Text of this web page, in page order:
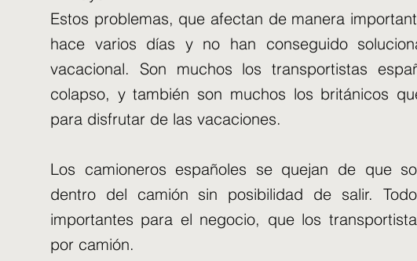
Estos problemas, que afectan de manera
hace varios días y no han conseguido
vacacional. Son muchos los transportistas
colapso, y también son muchos los británicos
para disfrutar de las vacaciones.
Los camioneros españoles se quejan de que
dentro del camión sin posibilidad de salir.
importantes para el negocio, que los
por camión.